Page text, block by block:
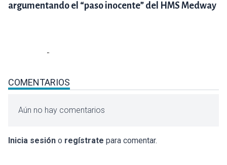
argumentando el “paso inocente” del HMS Medway
COMENTARIOS
Aún no hay comentarios
Inicia sesión o regístrate para comentar.